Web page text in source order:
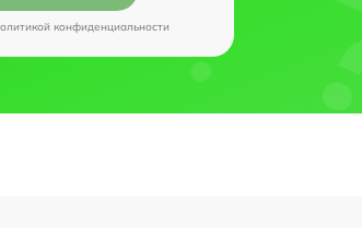
конфиденциальности